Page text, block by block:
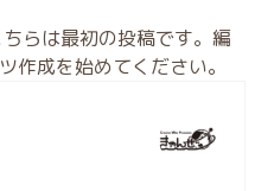
らは最初の投稿です。編
作成を始めてください。